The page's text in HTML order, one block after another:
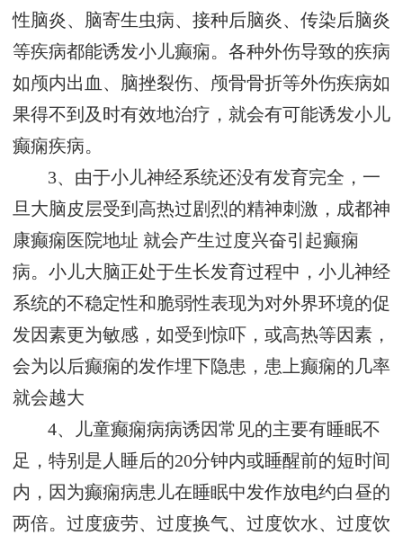
性脑炎、脑寄生虫病、接种后脑炎、传染后脑炎
等疾病都能诱发小儿癫痫。各种外伤导致的疾病
如颅内出血、脑挫裂伤、颅骨骨折等外伤疾病如
果得不到及时有效地治疗，就会有可能诱发小儿
癫痫疾病。
3、由于小儿神经系统还没有发育完全，一
旦大脑皮层受到高热过剧烈的精神刺激， 成都神
康癫痫医院地址 就会产生过度兴奋引起癫痫
病。小儿大脑正处于生长发育过程中，小儿神经
系统的不稳定性和脆弱性表现为对外界环境的促
发因素更为敏感，如受到惊吓，或高热等因素，
会为以后癫痫的发作埋下隐患，患上癫痫的几率
就会越大
4、儿童癫痫病病诱因常见的主要有睡眠不
足，特别是人睡后的20分钟内或睡醒前的短时间
内，因为癫痫病患儿在睡眠中发作放电约白昼的
两倍。过度疲劳、过度换气、过度饮水、过度饮